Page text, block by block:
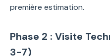
première estimation.
Phase 2 : Visite
3-7)